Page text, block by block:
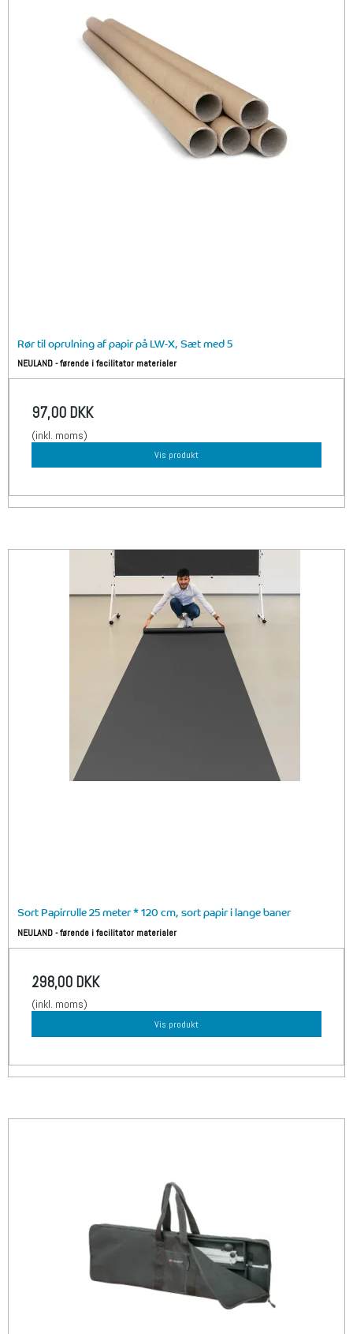
Rør til oprulning af papir på LW-X, Sæt med 5
NEULAND - førende i facilitator materialer
97,00 DKK
(inkl. moms)
Vis produkt
Sort Papirrulle 25 meter * 120 cm, sort papir i lange baner
NEULAND - førende i facilitator materialer
298,00 DKK
(inkl. moms)
Vis produkt